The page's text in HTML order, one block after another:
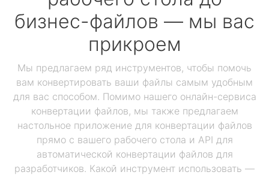
бизнес-файлов — мы вас
прикроем
Мы предлагаем ряд инструментов, чтобы помочь
вам конвертировать ваши файлы самым удобным
для вас способом. Помимо нашего онлайн-сервиса
конвертации файлов, мы также предлагаем
настольное приложение для конвертации файлов
прямо с вашего рабочего стола и API для
автоматической конвертации файлов для
разработчиков. Какой инструмент использовать —